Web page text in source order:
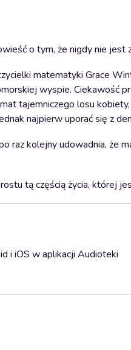
o tym, że nigdy nie jest
matematyki Grace
wyspie. Ciekawość
tajemniczego losu
najpierw uporać się z
kolejny udowadnia, że
tą częścią życia, której
i iOS w aplikacji Audioteki